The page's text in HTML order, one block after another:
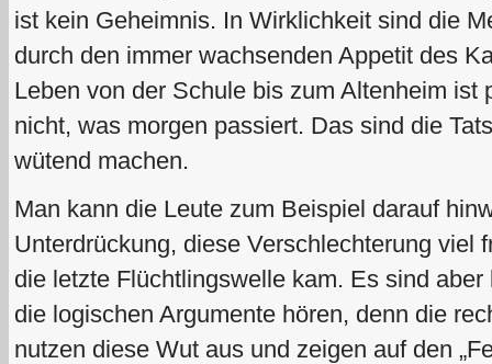
ist kein Geheimnis. In Wirklichkeit sind die
durch den immer wachsenden Appetit des
Leben von der Schule bis zum Altenheim ist
nicht, was morgen passiert. Das sind die
wütend machen.
Man kann die Leute zum Beispiel darauf
Unterdrückung, diese Verschlechterung viel
die letzte Flüchtlingswelle kam. Es sind
die logischen Argumente hören, denn die
nutzen diese Wut aus und zeigen auf den